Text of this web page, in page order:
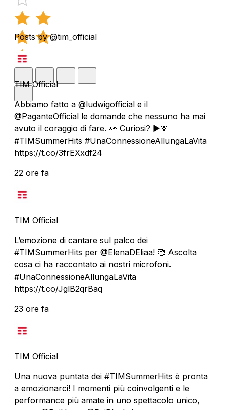
Posts by @tim_official
TIM Official
Abbiamo fatto a @ludwigofficial e il
@PaganteOfficial le domande che nessuno ha mai
avuto il coraggio di fare. 👀 Curiosi? ▶️🫶
#TIMSummerHits #UnaConnessioneAllungaLaVita
https://t.co/3frEXxdf24
22 ore fa
TIM Official
L’emozione di cantare sul palco dei
#TIMSummerHits per @ElenaDEliaa! 🥰 Ascolta
cosa ci ha raccontato ai nostri microfoni.
#UnaConnessioneAllungaLaVita
https://t.co/JglB2qrBaq
23 ore fa
TIM Official
Una nuova puntata dei #TIMSummerHits è pronta
a emozionarci! I momenti più coinvolgenti e le
performance più amate in uno spettacolo unico,